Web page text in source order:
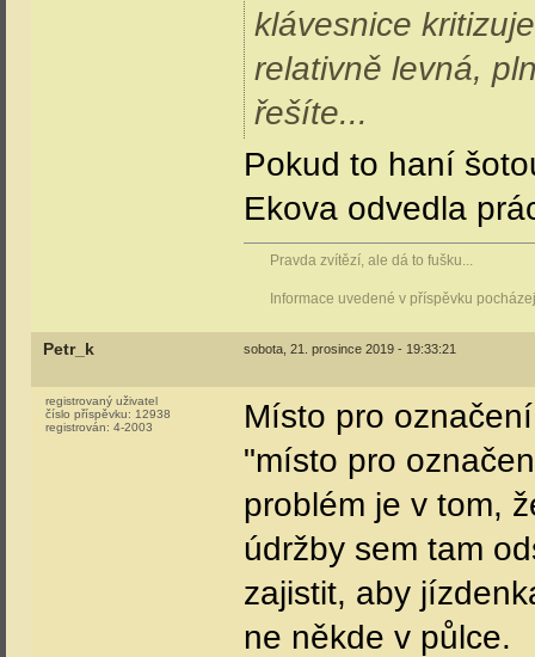
klávesnice
relativně levná,
řešíte...
Pokud to haní
Ekova odvedla
Pravda zvítězí, ale dá to fušku...
Informace uvedené v příspěvku
Petr_k sobota, 21. prosince 2019 - 19:33:21
registrovaný uživatel
číslo příspěvku: 12938
registrován: 4-2003
Místo pro
"místo pro
problém je v tom,
údržby sem tam
zajistit, aby
ne někde v půlce.